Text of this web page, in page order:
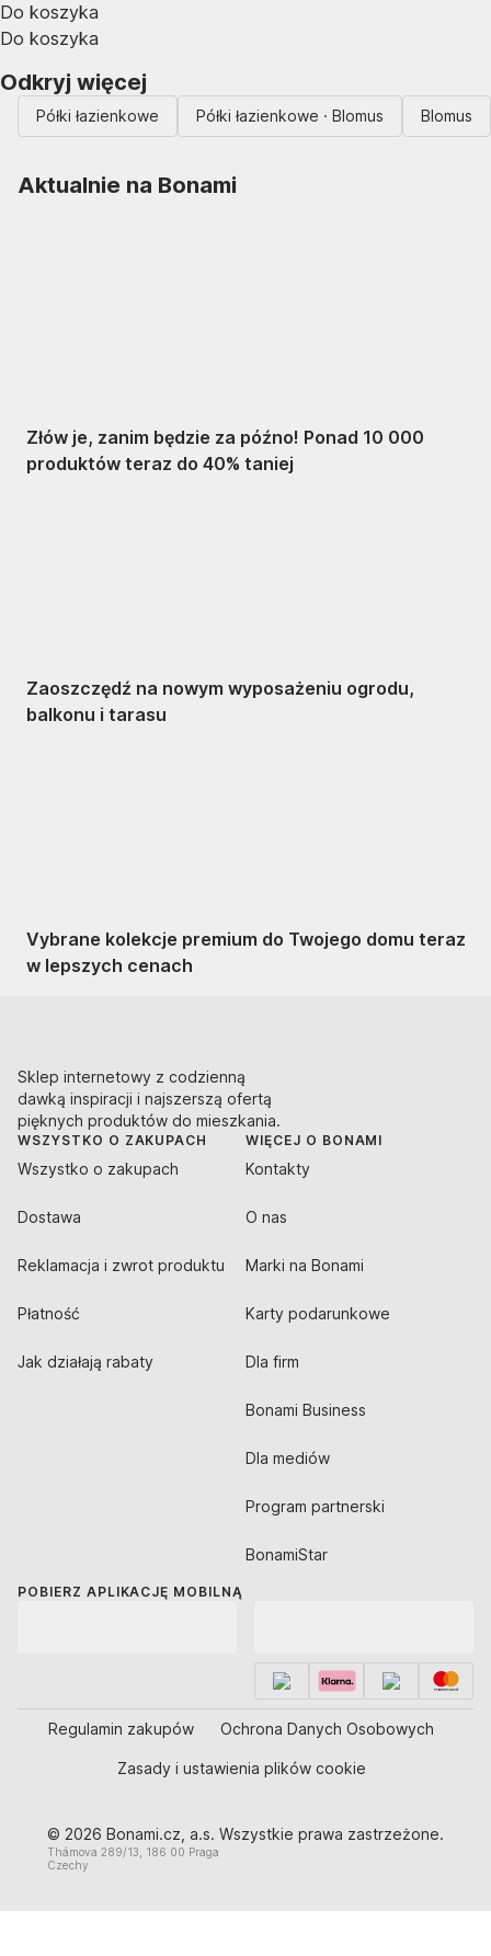
Do koszyka
Do koszyka
Odkryj więcej
Półki łazienkowe Półki łazienkowe · Blomus Blomus
Aktualnie na Bonami
Złów je, zanim będzie za późno! Ponad 10 000
produktów teraz do 40% taniej
Zaoszczędź na nowym wyposażeniu ogrodu,
balkonu i tarasu
Vybrane kolekcje premium do Twojego domu teraz
w lepszych cenach
Sklep internetowy z codzienną
dawką inspiracji i najszerszą ofertą
pięknych produktów do mieszkania.
WSZYSTKO O ZAKUPACH
Wszystko o zakupach
Dostawa
Reklamacja i zwrot produktu
Płatność
Jak działają rabaty
WIĘCEJ O BONAMI
Kontakty
O nas
Marki na Bonami
Karty podarunkowe
Dla firm
Bonami Business
Dla mediów
Program partnerski
BonamiStar
POBIERZ APLIKACJĘ MOBILNĄ
Regulamin zakupów Ochrona Danych Osobowych
Zasady i ustawienia plików cookie
© 2026 Bonami.cz, a.s. Wszystkie prawa zastrzeżone.
Thámova 289/13, 186 00 Praga
Czechy